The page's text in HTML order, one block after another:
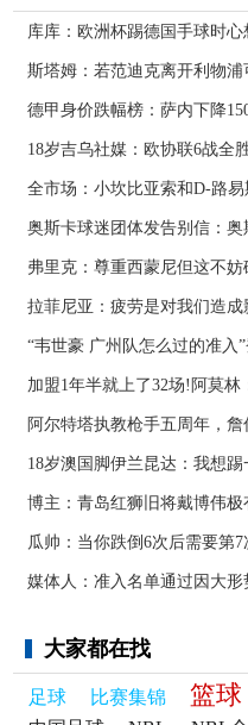
全市场：小坎比亚索和D-路
奥斯卡球迷团体发告别信：
弗里克：尊重西蒙尼但这不
拉菲尼亚：疲劳是对我们造
“韦世豪 广州队怎么过的准入
阿尔特塔执教枪手五周年，
博主：青岛红狮旧将戴博伟
瓜帅：当你跌倒6次后需要第
媒体人：准入名单通过因大
大家都在找
足球 比赛集锦 篮球